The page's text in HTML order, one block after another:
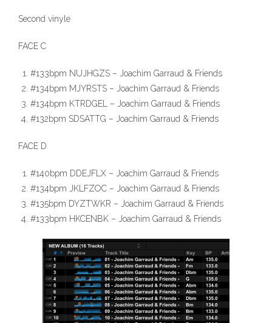
Second vinyle
FACE C
#133bpm NUJHGZS – Joachim Garraud & Friends
#134bpm MJYRSTS – Joachim Garraud & Friends
#134bpm KTRDGEL – Joachim Garraud & Friends
#132bpm SDSATTG – Joachim Garraud & Friends
FACE D
#140bpm DDEJFLX – Joachim Garraud & Friends
#134bpm JKLFZOC – Joachim Garraud & Friends
#135bpm DYZTWKR – Joachim Garraud & Friends
#133bpm HKCENBK – Joachim Garraud & Friends